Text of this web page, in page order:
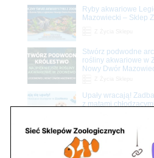
Ryby akwariowe
Mazowiecki – Sklep
Stwórz podwodne
rośliny akwariowe w
Nowy Dwór
Upały wracają!
z matami
Petito Pet Shop –
Online! Wszystko